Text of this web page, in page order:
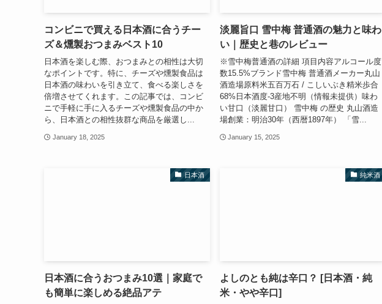
コンビニで買える日本酒に合うチー
ズ＆燻製おつまみベスト10
日本酒を楽しむ際、おつまみとの相性は大切
なポイントです。特に、チーズや燻製食品は
日本酒の味わいを引き立て、食べる楽しさを
倍増させてくれます。この記事では、コンビ
ニで手軽に手に入るチーズや燻製食品の中か
ら、日本酒との相性抜群な商品を厳選し...
January 18, 2025
淡麗旨口 雪中梅 普通酒の魅力と味わ
い｜歴史と巷のレビュー
※雪中梅普通酒の詳細 項目内容アルコール度
数15.5%ブランド雪中梅 普通酒メーカー丸山
酒造場原料米五百万石 / こしいぶき精米歩合
68%日本酒度-3産地不明（情報未提供）味わ
い甘口（淡麗甘口） 雪中梅 の歴史 丸山酒造
場創業：明治30年（西暦1897年） 「雪...
January 15, 2025
日本酒
日本酒に合うおつまみ10選｜家庭で
も簡単に楽しめる絶品アテ
純米酒
よしのとも純は辛口？ [日本酒・純
米・やや辛口]